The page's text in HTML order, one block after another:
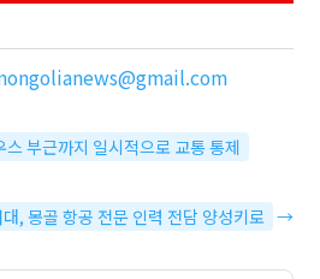
부근까지 일시적으로 교통 통제
, 몽골 항공 전문 인력 전담 양성키로 →